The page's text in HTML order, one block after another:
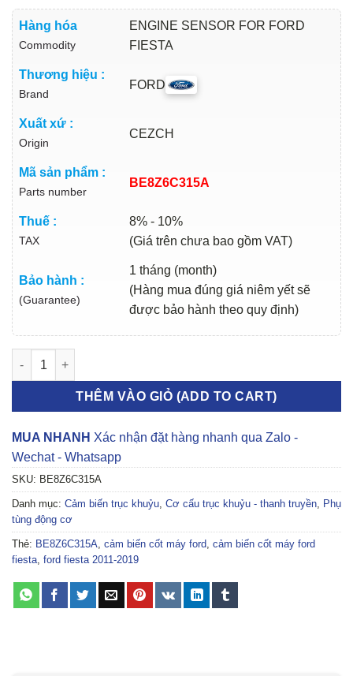
Hàng hóa
Commodity
ENGINE SENSOR FOR FORD
FIESTA
Thương hiệu :
Brand
FORD
Xuất xứ :
Origin
CEZCH
Mã sản phẩm :
Parts number
BE8Z6C315A
Thuế :
TAX
8% - 10%
(Giá trên chưa bao gồm VAT)
Bảo hành :
(Guarantee)
1 tháng (month)
(Hàng mua đúng giá niêm yết sẽ
được bảo hành theo quy định)
CẢM BIẾN CỐT MÁY FORD FIESTA 2011-2019 | BE8Z6C315A
THÊM VÀO GIỎ (ADD TO CART)
MUA NHANH Xác nhận đặt hàng nhanh qua Zalo -
Wechat - Whatsapp
SKU: BE8Z6C315A
Danh mục: Cảm biến trục khuỷu, Cơ cấu trục khuỷu - thanh truyền, Phụ
tùng động cơ
Thẻ: BE8Z6C315A, cảm biến cốt máy ford, cảm biến cốt máy ford
fiesta, ford fiesta 2011-2019